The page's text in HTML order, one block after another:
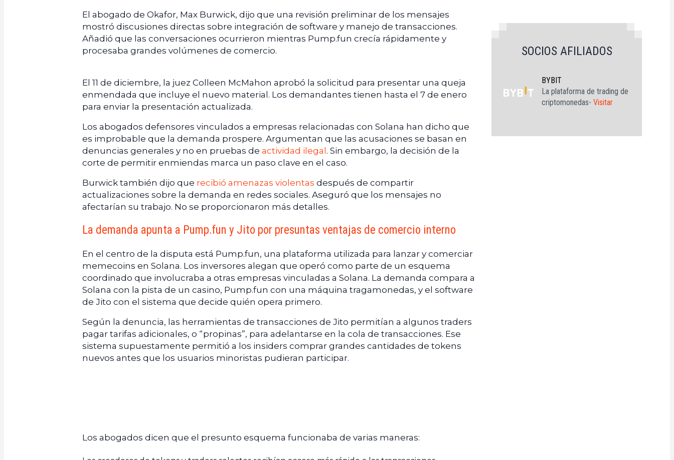
El abogado de Okafor, Max Burwick, dijo que una revisión preliminar de los mensajes
mostró discusiones directas sobre integración de software y manejo de transacciones.
Añadió que las conversaciones ocurrieron mientras Pump.fun crecía rápidamente y
procesaba grandes volúmenes de comercio.
El 11 de diciembre, la juez Colleen McMahon aprobó la solicitud para presentar una queja
enmendada que incluye el nuevo material. Los demandantes tienen hasta el 7 de enero
para enviar la presentación actualizada.
Los abogados defensores vinculados a empresas relacionadas con Solana han dicho que
es improbable que la demanda prospere. Argumentan que las acusaciones se basan en
denuncias generales y no en pruebas de actividad ilegal . Sin embargo, la decisión de la
corte de permitir enmiendas marca un paso clave en el caso.
Burwick también dijo que recibió amenazas violentas después de compartir
actualizaciones sobre la demanda en redes sociales. Aseguró que los mensajes no
afectarían su trabajo. No se proporcionaron más detalles.
La demanda apunta a Pump.fun y Jito por presuntas ventajas de comercio interno
En el centro de la disputa está Pump.fun, una plataforma utilizada para lanzar y comerciar
memecoins en Solana. Los inversores alegan que operó como parte de un esquema
coordinado que involucraba a otras empresas vinculadas a Solana. La demanda compara a
Solana con la pista de un casino, Pump.fun con una máquina tragamonedas, y el software
de Jito con el sistema que decide quién opera primero.
Según la denuncia, las herramientas de transacciones de Jito permitían a algunos traders
pagar tarifas adicionales, o “propinas”, para adelantarse en la cola de transacciones. Ese
sistema supuestamente permitió a los insiders comprar grandes cantidades de tokens
nuevos antes que los usuarios minoristas pudieran participar.
Los abogados dicen que el presunto esquema funcionaba de varias maneras:
SOCIOS AFILIADOS
BYBIT
La plataforma de trading de
criptomonedas- Visitar